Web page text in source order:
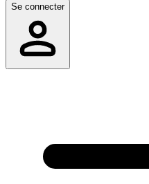
Se connecter